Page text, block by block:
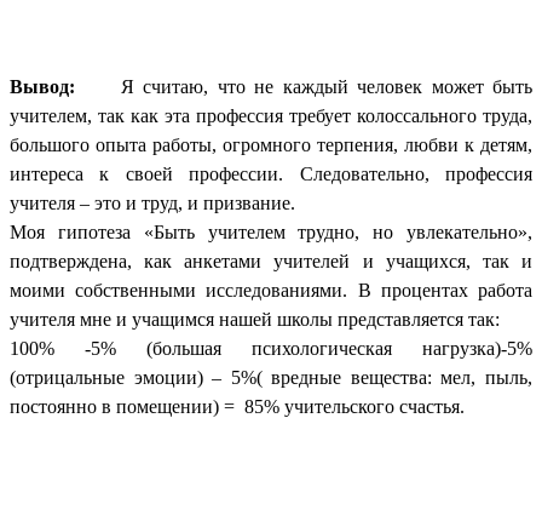
Вывод: Я считаю, что не каждый человек может быть
учителем, так как эта профессия требует колоссального труда,
большого опыта работы, огромного терпения, любви к детям,
интереса к своей профессии. Следовательно, профессия
учителя – это и труд, и призвание.
Моя гипотеза «Быть учителем трудно, но увлекательно»,
подтверждена, как анкетами учителей и учащихся, так и
моими собственными исследованиями. В процентах работа
учителя мне и учащимся нашей школы представляется так:
100% -5% (большая психологическая нагрузка)-5%
(отрицальные эмоции) – 5%( вредные вещества: мел, пыль,
постоянно в помещении) = 85% учительского счастья.